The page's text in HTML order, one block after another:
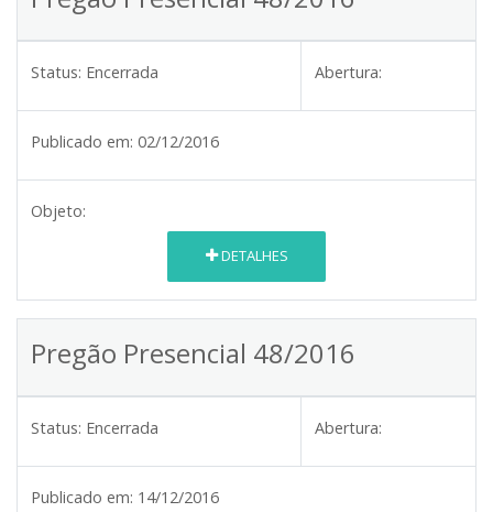
Status: Encerrada Abertura:
Publicado em: 02/12/2016
Objeto:
DETALHES
Pregão Presencial 48/2016
Status: Encerrada Abertura:
Publicado em: 14/12/2016